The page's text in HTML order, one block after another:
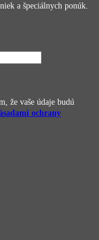
a špeciálnych ponúk.
že vaše údaje budú
ochrany